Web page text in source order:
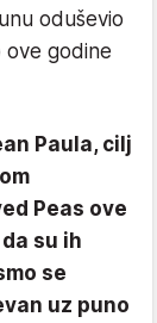
oduševio
ove godine
Paula, cilj
Peas ove
su ih
se
uz puno